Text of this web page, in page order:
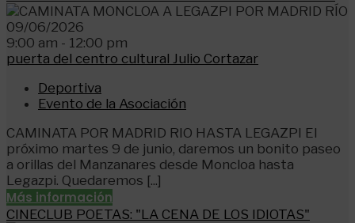
09/06/2026
9:00 am - 12:00 pm
puerta del centro cultural Julio Cortazar
Deportiva
Evento de la Asociación
CAMINATA POR MADRID RIO HASTA LEGAZPI El
próximo martes 9 de junio, daremos un bonito paseo
a orillas del Manzanares desde Moncloa hasta
Legazpi. Quedaremos [...]
Más información
CINECLUB POETAS: "LA CENA DE LOS IDIOTAS"